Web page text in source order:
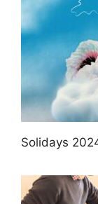
Solidays